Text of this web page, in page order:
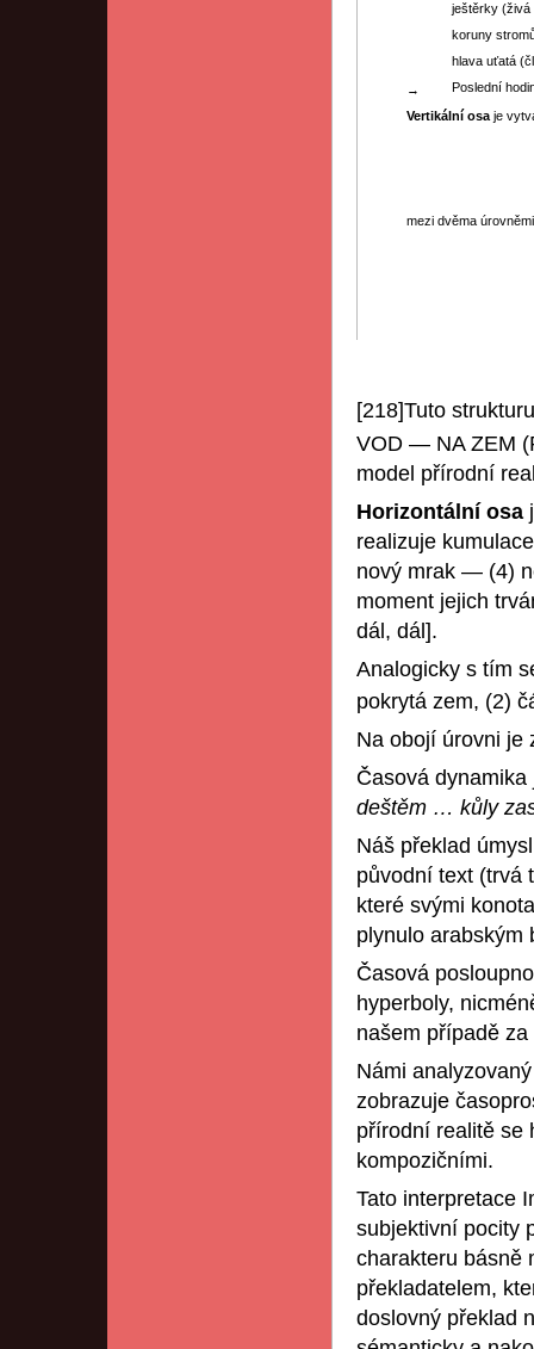
→
ještěrky (živá
koruny
hlava uťatá
Poslední
Vertikální osaje
mezi dvěma
[218]Tuto
VOD — NA ZEM
model přírodní
Horizontální osa
realizuje
nový mrak — (4)
moment jejich
dál, dál].
Analogicky s tím
pokrytá zem, (2)
Na obojí úrovni je
Časová
deštěm … kůly
Náš překlad
původní text (trvá
které svými
plynulo arabským
Časová
hyperboly,
našem případě
Námi
zobrazuje
přírodní realitě se
kompozičními.
Tato interpretace
subjektivní pocity
charakteru básně
překladatelem,
doslovný překlad